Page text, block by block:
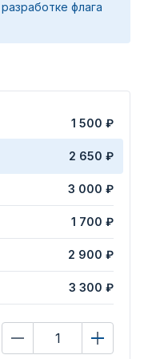
флага
1 500 ₽
2 650 ₽
3 000 ₽
1 700 ₽
2 900 ₽
3 300 ₽